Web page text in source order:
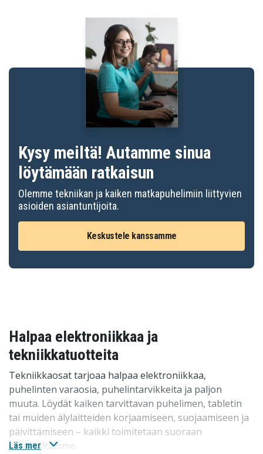
Kysy meiltä! Autamme sinua
löytämään ratkaisun
Olemme tekniikan ja kaiken matkapuhelimiin liittyvien
asioiden asiantuntijoita.
Keskustele kanssamme
Halpaa elektroniikkaa ja
tekniikkatuotteita
Tekniikkaosat tarjoaa halpaa elektroniikkaa,
puhelinten varaosia, puhelintarvikkeita ja paljon
muuta. Löydät kaiken tarvittavan puhelimen, tabletin
tai muiden älylaitteiden korjaamiseen, suojaamiseen ja
päivittämiseen – kaikki toimitetaan suoraan
varastoltamme.
Läs mer